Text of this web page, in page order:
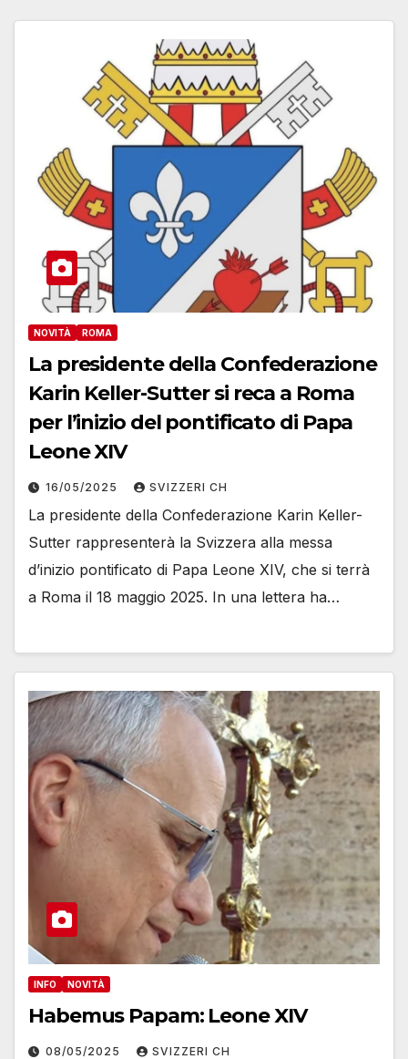
NOVITÀ ROMA
La presidente della Confederazione
Karin Keller-Sutter si reca a Roma
per l’inizio del pontificato di Papa
Leone XIV
16/05/2025 SVIZZERI CH
La presidente della Confederazione Karin Keller-
Sutter rappresenterà la Svizzera alla messa
d’inizio pontificato di Papa Leone XIV, che si terrà
a Roma il 18 maggio 2025. In una lettera ha…
INFO NOVITÀ
Habemus Papam: Leone XIV
08/05/2025 SVIZZERI CH